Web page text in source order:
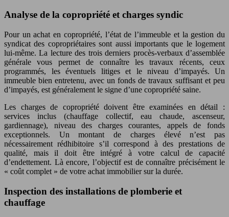
Analyse de la copropriété et charges syndic
Pour un achat en copropriété, l’état de l’immeuble et la gestion du
syndicat des copropriétaires sont aussi importants que le logement
lui-même. La lecture des trois derniers procès-verbaux d’assemblée
générale vous permet de connaître les travaux récents, ceux
programmés, les éventuels litiges et le niveau d’impayés. Un
immeuble bien entretenu, avec un fonds de travaux suffisant et peu
d’impayés, est généralement le signe d’une copropriété saine.
Les charges de copropriété doivent être examinées en détail :
services inclus (chauffage collectif, eau chaude, ascenseur,
gardiennage), niveau des charges courantes, appels de fonds
exceptionnels. Un montant de charges élevé n’est pas
nécessairement rédhibitoire s’il correspond à des prestations de
qualité, mais il doit être intégré à votre calcul de capacité
d’endettement. Là encore, l’objectif est de connaître précisément le
« coût complet » de votre achat immobilier sur la durée.
Inspection des installations de plomberie et
chauffage